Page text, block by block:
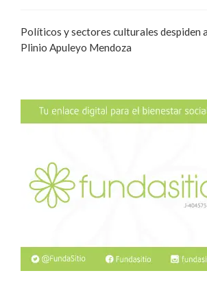
Políticos y sectores culturales despiden a
Plinio Apuleyo Mendoza